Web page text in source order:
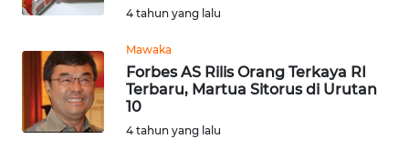
4 tahun yang lalu
Mawaka
Forbes AS Rilis Orang Terkaya RI
Terbaru, Martua Sitorus di Urutan
10
4 tahun yang lalu
WN
PAPUA